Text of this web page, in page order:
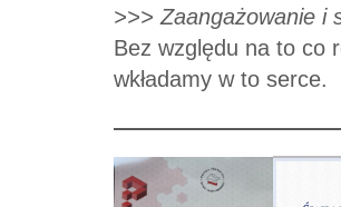
>>> Zaangażowanie i
Bez względu na to co
wkładamy w to serce.